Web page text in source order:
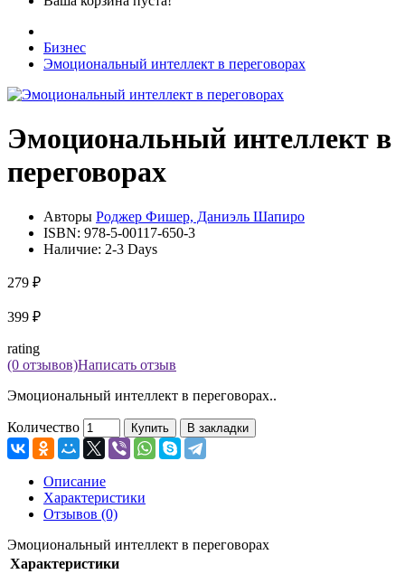
Бизнес
Эмоциональный интеллект в переговорах
Эмоциональный интеллект в
переговорах
Авторы Роджер Фишер, Даниэль Шапиро
ISBN: 978-5-00117-650-3
Наличие: 2-3 Days
279 ₽
399 ₽
rating
(0 отзывов)Написать отзыв
Эмоциональный интеллект в переговорах..
Количество Купить В закладки
Описание
Характеристики
Отзывов (0)
Эмоциональный интеллект в переговорах
Характеристики